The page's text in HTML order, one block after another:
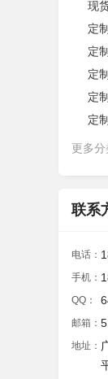
现
定
定
定
定
定
更多分
联系
电话：
手机：
QQ：
邮箱：
地址：